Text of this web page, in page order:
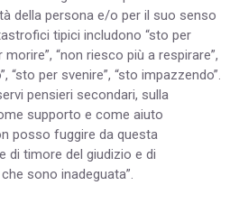
della persona e/o per il suo senso
tipici includono “sto per
“non riesco più a respirare”,
“sto per svenire”, “sto impazzendo”.
pensieri secondari, sulla
supporto e come aiuto
posso fuggire da questa
di timore del giudizio e di
sono inadeguata”.